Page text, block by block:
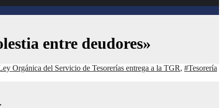
entre deudores»
Orgánica del Servicio de Tesorerías entrega a la TGR, #Tesorería